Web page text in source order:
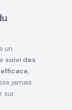
un
suivi des
,
jamais
sur